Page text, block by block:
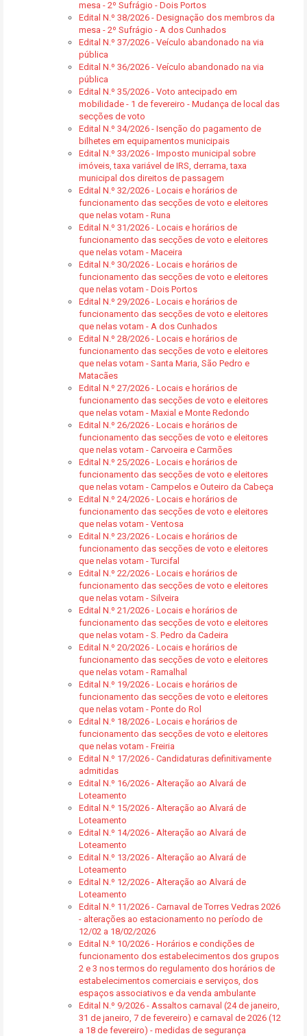
mesa - 2º Sufrágio - Dois Portos
Edital N.º 38/2026 - Designação dos membros da
mesa - 2º Sufrágio - A dos Cunhados
Edital N.º 37/2026 - Veículo abandonado na via
pública
Edital N.º 36/2026 - Veículo abandonado na via
pública
Edital N.º 35/2026 - Voto antecipado em
mobilidade - 1 de fevereiro - Mudança de local das
secções de voto
Edital N.º 34/2026 - Isenção do pagamento de
bilhetes em equipamentos municipais
Edital N.º 33/2026 - Imposto municipal sobre
imóveis, taxa variável de IRS, derrama, taxa
municipal dos direitos de passagem
Edital N.º 32/2026 - Locais e horários de
funcionamento das secções de voto e eleitores
que nelas votam - Runa
Edital N.º 31/2026 - Locais e horários de
funcionamento das secções de voto e eleitores
que nelas votam - Maceira
Edital N.º 30/2026 - Locais e horários de
funcionamento das secções de voto e eleitores
que nelas votam - Dois Portos
Edital N.º 29/2026 - Locais e horários de
funcionamento das secções de voto e eleitores
que nelas votam - A dos Cunhados
Edital N.º 28/2026 - Locais e horários de
funcionamento das secções de voto e eleitores
que nelas votam - Santa Maria, São Pedro e
Matacães
Edital N.º 27/2026 - Locais e horários de
funcionamento das secções de voto e eleitores
que nelas votam - Maxial e Monte Redondo
Edital N.º 26/2026 - Locais e horários de
funcionamento das secções de voto e eleitores
que nelas votam - Carvoeira e Carmões
Edital N.º 25/2026 - Locais e horários de
funcionamento das secções de voto e eleitores
que nelas votam - Campelos e Outeiro da Cabeça
Edital N.º 24/2026 - Locais e horários de
funcionamento das secções de voto e eleitores
que nelas votam - Ventosa
Edital N.º 23/2026 - Locais e horários de
funcionamento das secções de voto e eleitores
que nelas votam - Turcifal
Edital N.º 22/2026 - Locais e horários de
funcionamento das secções de voto e eleitores
que nelas votam - Silveira
Edital N.º 21/2026 - Locais e horários de
funcionamento das secções de voto e eleitores
que nelas votam - S. Pedro da Cadeira
Edital N.º 20/2026 - Locais e horários de
funcionamento das secções de voto e eleitores
que nelas votam - Ramalhal
Edital N.º 19/2026 - Locais e horários de
funcionamento das secções de voto e eleitores
que nelas votam - Ponte do Rol
Edital N.º 18/2026 - Locais e horários de
funcionamento das secções de voto e eleitores
que nelas votam - Freiria
Edital N.º 17/2026 - Candidaturas definitivamente
admitidas
Edital N.º 16/2026 - Alteração ao Alvará de
Loteamento
Edital N.º 15/2026 - Alteração ao Alvará de
Loteamento
Edital N.º 14/2026 - Alteração ao Alvará de
Loteamento
Edital N.º 13/2026 - Alteração ao Alvará de
Loteamento
Edital N.º 12/2026 - Alteração ao Alvará de
Loteamento
Edital N.º 11/2026 - Carnaval de Torres Vedras 2026
- alterações ao estacionamento no período de
12/02 a 18/02/2026
Edital N.º 10/2026 - Horários e condições de
funcionamento dos estabelecimentos dos grupos
2 e 3 nos termos do regulamento dos horários de
estabelecimentos comerciais e serviços, dos
espaços associativos e da venda ambulante
Edital N.º 9/2026 - Assaltos carnaval (24 de janeiro,
31 de janeiro, 7 de fevereiro) e carnaval de 2026 (12
a 18 de fevereiro) - medidas de segurança